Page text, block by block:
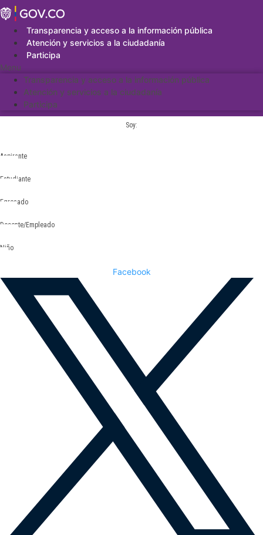
Saltar
al
contenidoTransparencia y acceso a la información pública
Atención y servicios a la ciudadanía
Participa
Menu
Transparencia y acceso a la información pública
Atención y servicios a la ciudadanía
Participa
Soy:
Aspirante
Estudiante
Egresado
Docente/Empleado
Niño
Facebook